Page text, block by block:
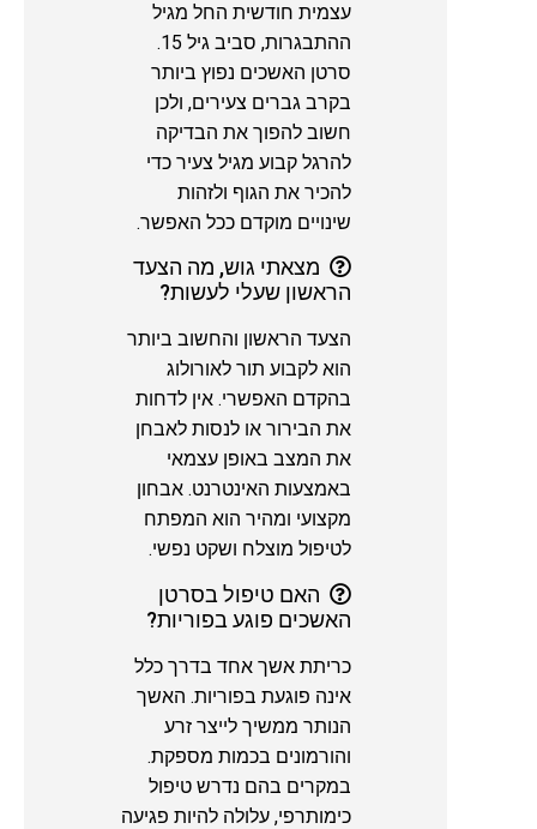
עצמית חודשית החל מגיל
ההתבגרות, סביב גיל 15.
סרטן האשכים נפוץ ביותר
בקרב גברים צעירים, ולכן
חשוב להפוך את הבדיקה
להרגל קבוע מגיל צעיר כדי
להכיר את הגוף ולזהות
שינויים מוקדם ככל האפשר.
מצאתי גוש, מה הצעד
הראשון שעלי לעשות?
הצעד הראשון והחשוב ביותר
הוא לקבוע תור לאורולוג
בהקדם האפשרי. אין לדחות
את הבירור או לנסות לאבחן
את המצב באופן עצמאי
באמצעות האינטרנט. אבחון
מקצועי ומהיר הוא המפתח
לטיפול מוצלח ושקט נפשי.
האם טיפול בסרטן
האשכים פוגע בפוריות?
כריתת אשך אחד בדרך כלל
אינה פוגעת בפוריות. האשך
הנותר ממשיך לייצר זרע
והורמונים בכמות מספקת.
במקרים בהם נדרש טיפול
כימותרפי, עלולה להיות פגיעה